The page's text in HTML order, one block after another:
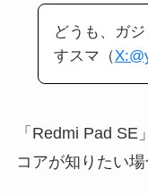
どうも、ガ
すスマ（
「Redmi Pad
コアが知りたい